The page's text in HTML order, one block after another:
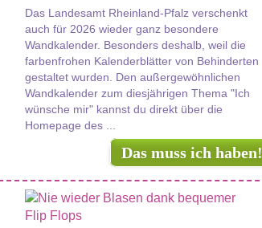
Das Landesamt Rheinland-Pfalz verschenkt
auch für 2026 wieder ganz besondere
Wandkalender. Besonders deshalb, weil die
farbenfrohen Kalenderblätter von Behinderten
gestaltet wurden. Den außergewöhnlichen
Wandkalender zum diesjährigen Thema "Ich
wünsche mir" kannst du direkt über die
Homepage des ...
Das muss ich haben!